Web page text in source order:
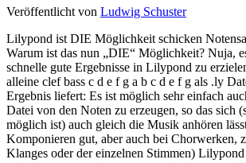
Veröffentlicht von Ludwig Schuster
Lilypond ist DIE Möglichkeit schicken
Warum ist das nun „DIE“ Möglichkeit? Nuja,
schnelle gute Ergebnisse in Lilypond zu
alleine clef bass c d e f g a b c d e f g als .ly
Ergebnis liefert: Es ist möglich sehr einfach
Datei von den Noten zu erzeugen, so das sich
möglich ist) auch gleich die Musik anhören
Komponieren gut, aber auch bei Chorwerken,
Klanges oder der einzelnen Stimmen)